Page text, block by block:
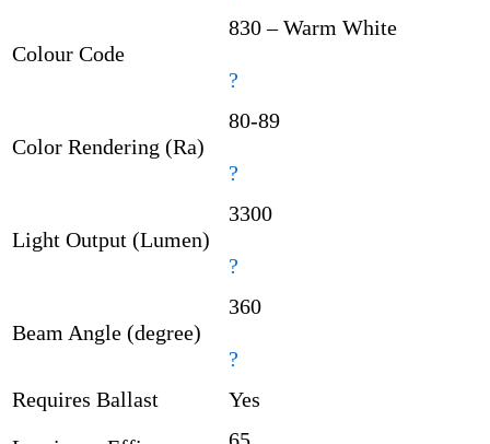
Colour Code
830 – Warm White
?
Color Rendering (Ra)
80-89
?
Light Output (Lumen)
3300
?
Beam Angle (degree)
360
?
Requires Ballast
Yes